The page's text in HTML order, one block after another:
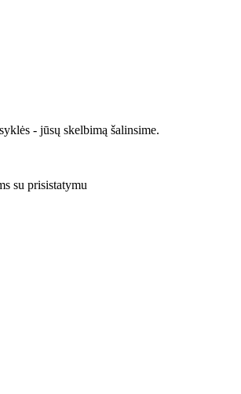
- jūsų skelbimą šalinsime.
su prisistatymu